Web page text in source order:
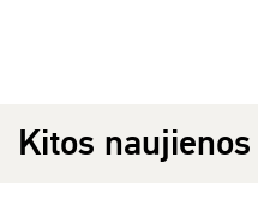
Kitos naujienos